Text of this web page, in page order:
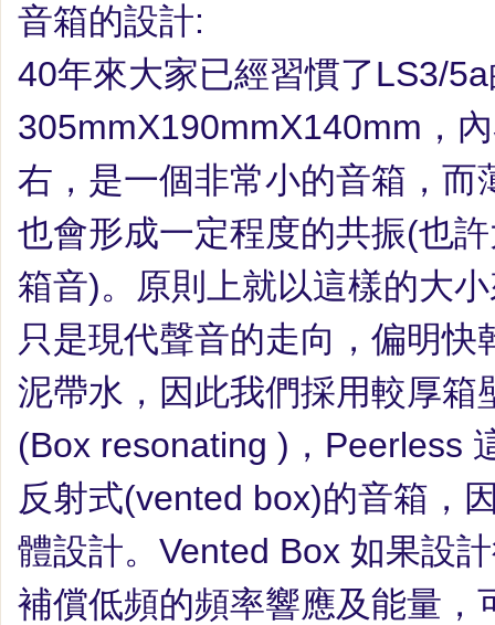
音箱的設計:
40年來大家已經習慣了LS3/5a
305mmX190mmX140mm ，
右，是一個非常小的音箱，而
也會形成一定程度的共振(也
箱音)。原則上就以這樣的大
只是現代聲音的走向，偏明快
泥帶水，因此我們採用較厚箱
(Box resonating ) ， Peerless
反射式(vented box)的音箱，
體設計。 Vented Box 如果設
補償低頻的頻率響應及能量，